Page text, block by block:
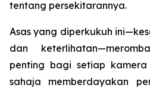
tentang persekitarannya.
Asas yang diperkukuh
dan
penting bagi setiap
sahaja memberdayakan